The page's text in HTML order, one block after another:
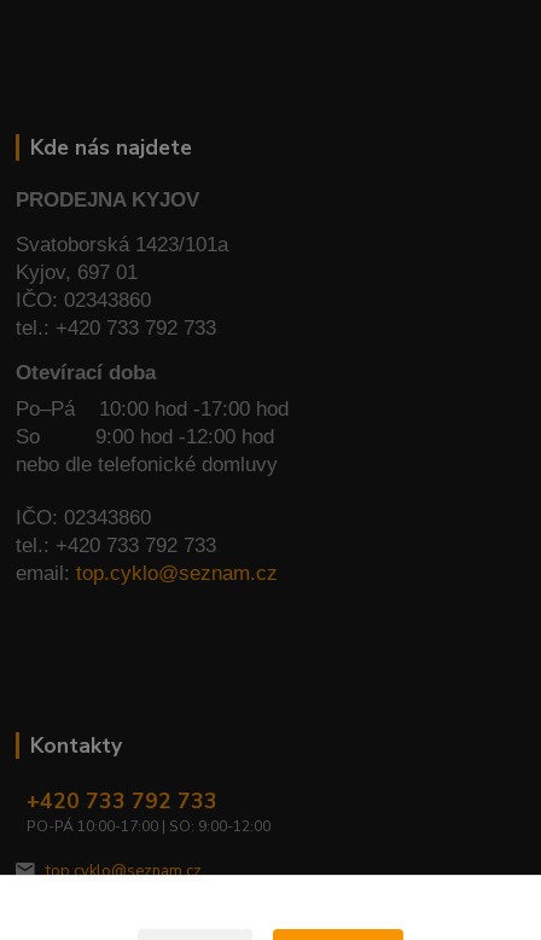
Kde nás najdete
PRODEJNA KYJOV
Svatoborská 1423/101a
Kyjov, 697 01
IČO: 02343860
tel.: +420 733 792 733
Otevírací doba
Po–Pá 10:00 hod -17:00 hod
So
9:00 hod -12:00 hod
nebo dle telefonické domluvy
IČO: 02343860
tel.: +420 733 792 733
email:top.cyklo@seznam.cz
Kontakty
+420 733 792 733
PO-PÁ 10:00-17:00 | SO: 9:00-12:00
top.cyklo@seznam.cz